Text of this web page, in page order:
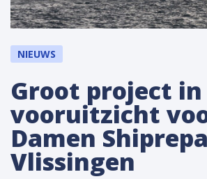
NIEUWS
Groot project
vooruitzicht
Damen
Vlissingen